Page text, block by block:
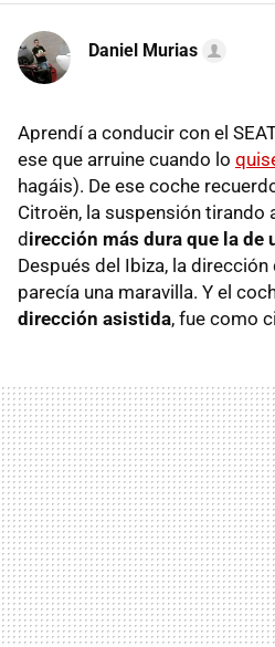
Daniel Murias
Aprendí a conducir con el
ese que arruine cuando lo
hagáis). De ese coche
Citroën, la suspensión tirando
d irección más dura que la de
Después del Ibiza, la
parecía una maravilla. Y el
dirección asistida, fue como